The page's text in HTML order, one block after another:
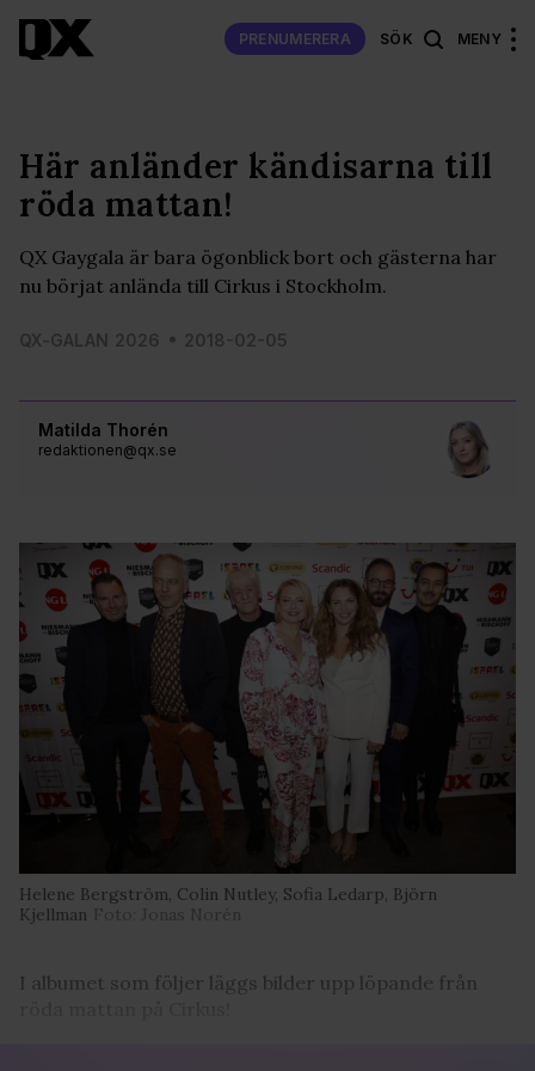
PRENUMERERA SÖK MENY
Matilda Thorén
redaktionen@qx.se
Här anländer kändisarna till
röda mattan!
QX Gaygala är bara ögonblick bort och gästerna har
nu börjat anlända till Cirkus i Stockholm.
QX-GALAN 2026 2018-02-05
Helene Bergström, Colin Nutley, Sofia Ledarp, Björn
Kjellman Foto: Jonas Norén
I albumet som följer läggs bilder upp löpande från